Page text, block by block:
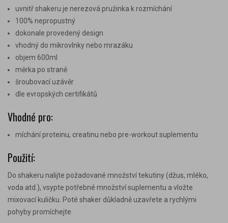
uvnitř shakeru je nerezová pružinka k rozmíchání
100% nepropustný
dokonale provedený design
vhodný do mikrovlnky nebo mrazáku
objem 600ml
měrka po straně
šroubovací uzávěr
dle evropských certifikátů
Vhodné pro:
míchání proteinu, creatinu nebo pre-workout suplementu
Použití:
Do shakeru nalijte požadované množství tekutiny (džus, mléko,
voda atd.), vsypte potřebné množství suplementu a vložte
mixovací kuličku. Poté shaker důkladně uzavřete a rychlými
pohyby promíchejte.